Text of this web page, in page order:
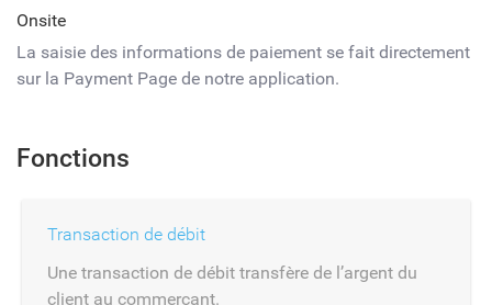
Onsite
La saisie des informations de paiement se fait directement
sur la Payment Page de notre application.
Fonctions
Transaction de débit
Une transaction de débit transfère de l’argent du
client au commerçant.